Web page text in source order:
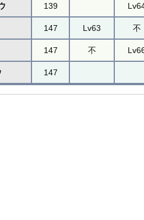
139
147 Lv63 不
147 不
147